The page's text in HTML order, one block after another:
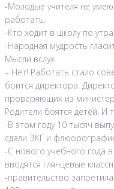
-Молодые учителя не
работать.
-Кто ходит в школу по
-Народная мудрость
Мысли вслух
– Нет! Работать стало
боится директора.
проверяющих из
Родители боятся детей. И
-В этом году 10 тысяч
сдали ЭКГ и
-С нового учебного года
вводятся глянцевые
-правительство